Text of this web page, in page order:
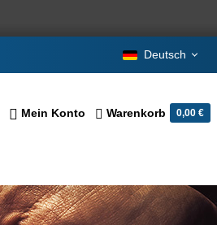
Deutsch
Mein Konto Warenkorb 0,00 €